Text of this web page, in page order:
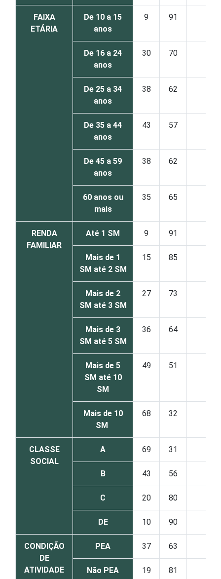
FAIXA
ETÁRIA
De 10 a 15
anos
9 91
De 16 a 24
anos
30 70
De 25 a 34
anos
38 62
De 35 a 44
anos
43 57
De 45 a 59
anos
38 62
60 anos ou
mais
35 65
RENDA
FAMILIAR
Até 1 SM 9 91
Mais de 1
SM até 2 SM
15 85
Mais de 2
SM até 3 SM
27 73
Mais de 3
SM até 5 SM
36 64
Mais de 5
SM até 10
SM
49 51
Mais de 10
SM
68 32
CLASSE
SOCIAL
A 69 31
B 43 56
C 20 80
DE 10 90
CONDIÇÃO
DE
ATIVIDADE
PEA 37 63
Não PEA 19 81